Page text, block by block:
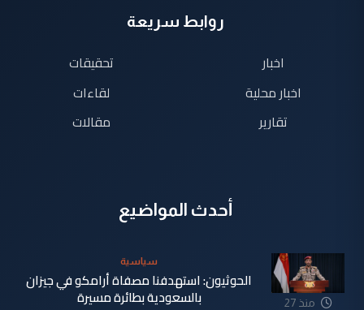
روابط سريعة
اخبار
اخبار محلية
تقارير
تحقيقات
لقاءات
مقالات
أحدث المواضيع
منذ 27
سياسية
الحوثيون: استهدفنا مصفاة أرامكو في جيزان
بالسعودية بطائرة مسيرة